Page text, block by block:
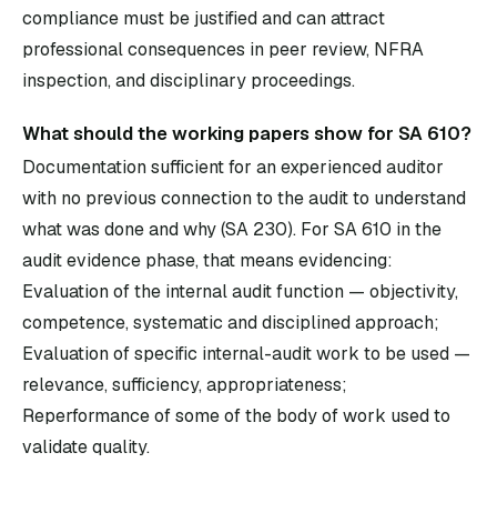
compliance must be justified and can attract
professional consequences in peer review, NFRA
inspection, and disciplinary proceedings.
What should the working papers show for SA 610?
Documentation sufficient for an experienced auditor
with no previous connection to the audit to understand
what was done and why (SA 230). For SA 610 in the
audit evidence phase, that means evidencing:
Evaluation of the internal audit function — objectivity,
competence, systematic and disciplined approach;
Evaluation of specific internal-audit work to be used —
relevance, sufficiency, appropriateness;
Reperformance of some of the body of work used to
validate quality.